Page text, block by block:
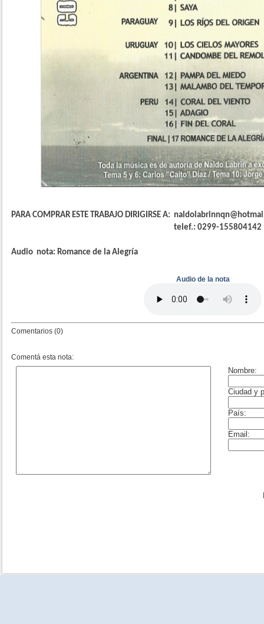
PARA COMPRAR ESTE TRABAJO DIRIGIRSE A:
telef.: 0299-155804142
Audio nota: Romance de la Alegría
Audio de la nota
Comentarios (0)
Comentá esta nota: